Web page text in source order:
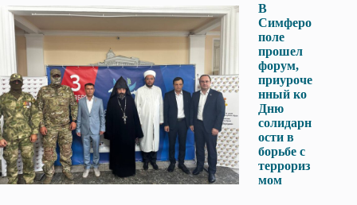
В
Симферо
поле
прошел
форум,
приуроче
нный ко
Дню
солидарн
ости в
борьбе с
террориз
мом